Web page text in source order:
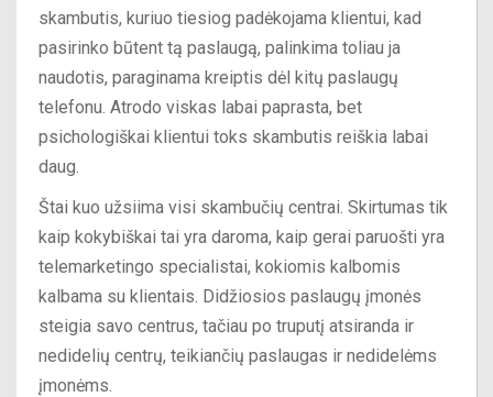
skambutis, kuriuo tiesiog padėkojama klientui, kad
pasirinko būtent tą paslaugą, palinkima toliau ja
naudotis, paraginama kreiptis dėl kitų paslaugų
telefonu. Atrodo viskas labai paprasta, bet
psichologiškai klientui toks skambutis reiškia labai
daug.
Štai kuo užsiima visi skambučių centrai. Skirtumas tik
kaip kokybiškai tai yra daroma, kaip gerai paruošti yra
telemarketingo specialistai, kokiomis kalbomis
kalbama su klientais. Didžiosios paslaugų įmonės
steigia savo centrus, tačiau po truputį atsiranda ir
nedidelių centrų, teikiančių paslaugas ir nedidelėms
įmonėms.